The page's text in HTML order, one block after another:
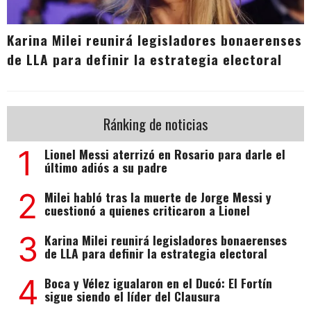
Karina Milei reunirá legisladores bonaerenses
de LLA para definir la estrategia electoral
Ránking de noticias
1 Lionel Messi aterrizó en Rosario para darle el
último adiós a su padre
2 Milei habló tras la muerte de Jorge Messi y
cuestionó a quienes criticaron a Lionel
3 Karina Milei reunirá legisladores bonaerenses
de LLA para definir la estrategia electoral
4 Boca y Vélez igualaron en el Ducó: El Fortín
sigue siendo el líder del Clausura